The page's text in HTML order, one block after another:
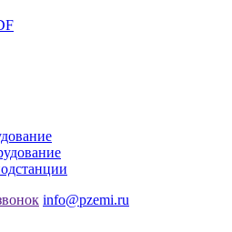
info@pzemi.ru